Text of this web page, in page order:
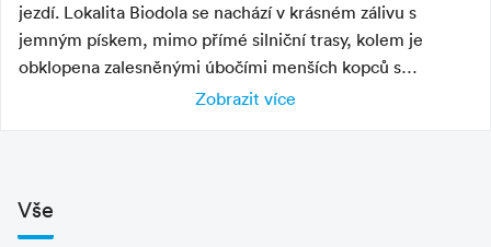
jezdí. Lokalita Biodola se nachází v krásném zálivu s
jemným pískem, mimo přímé silniční trasy, kolem je
obklopena zalesněnými úbočími menších kopců s
množstvím stezek a vycházkových tras. Velký záliv je
Typ pláže
volná pláž
Zobrazit více
Vše